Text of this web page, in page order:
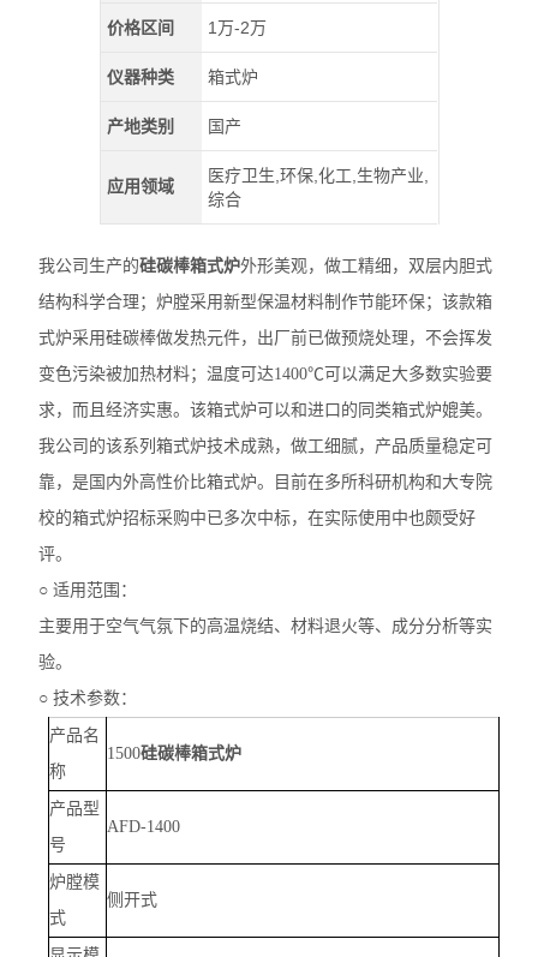
价格区间 1万-2万
仪器种类 箱式炉
产地类别 国产
应用领域
医疗卫生,环保,化工,生物产业,
综合
我公司生产的硅碳棒箱式炉外形美观，做工精细，双层内胆式
结构科学合理；炉膛采用新型保温材料制作节能环保；该款箱
式炉采用硅碳棒做发热元件，出厂前已做预烧处理，不会挥发
变色污染被加热材料；温度可达1400℃可以满足大多数实验要
求，而且经济实惠。该箱式炉可以和进口的同类箱式炉媲美。
我公司的该系列箱式炉技术成熟，做工细腻，产品质量稳定可
靠，是国内外高性价比箱式炉。目前在多所科研机构和大专院
校的箱式炉招标采购中已多次中标，在实际使用中也颇受好
评。
○ 适用范围：
主要用于空气气氛下的高温烧结、材料退火等、成分分析等实
验。
○ 技术参数：
产品名
称
1500硅碳棒箱式炉
产品型
号
AFD-1400
炉膛模
式
侧开式